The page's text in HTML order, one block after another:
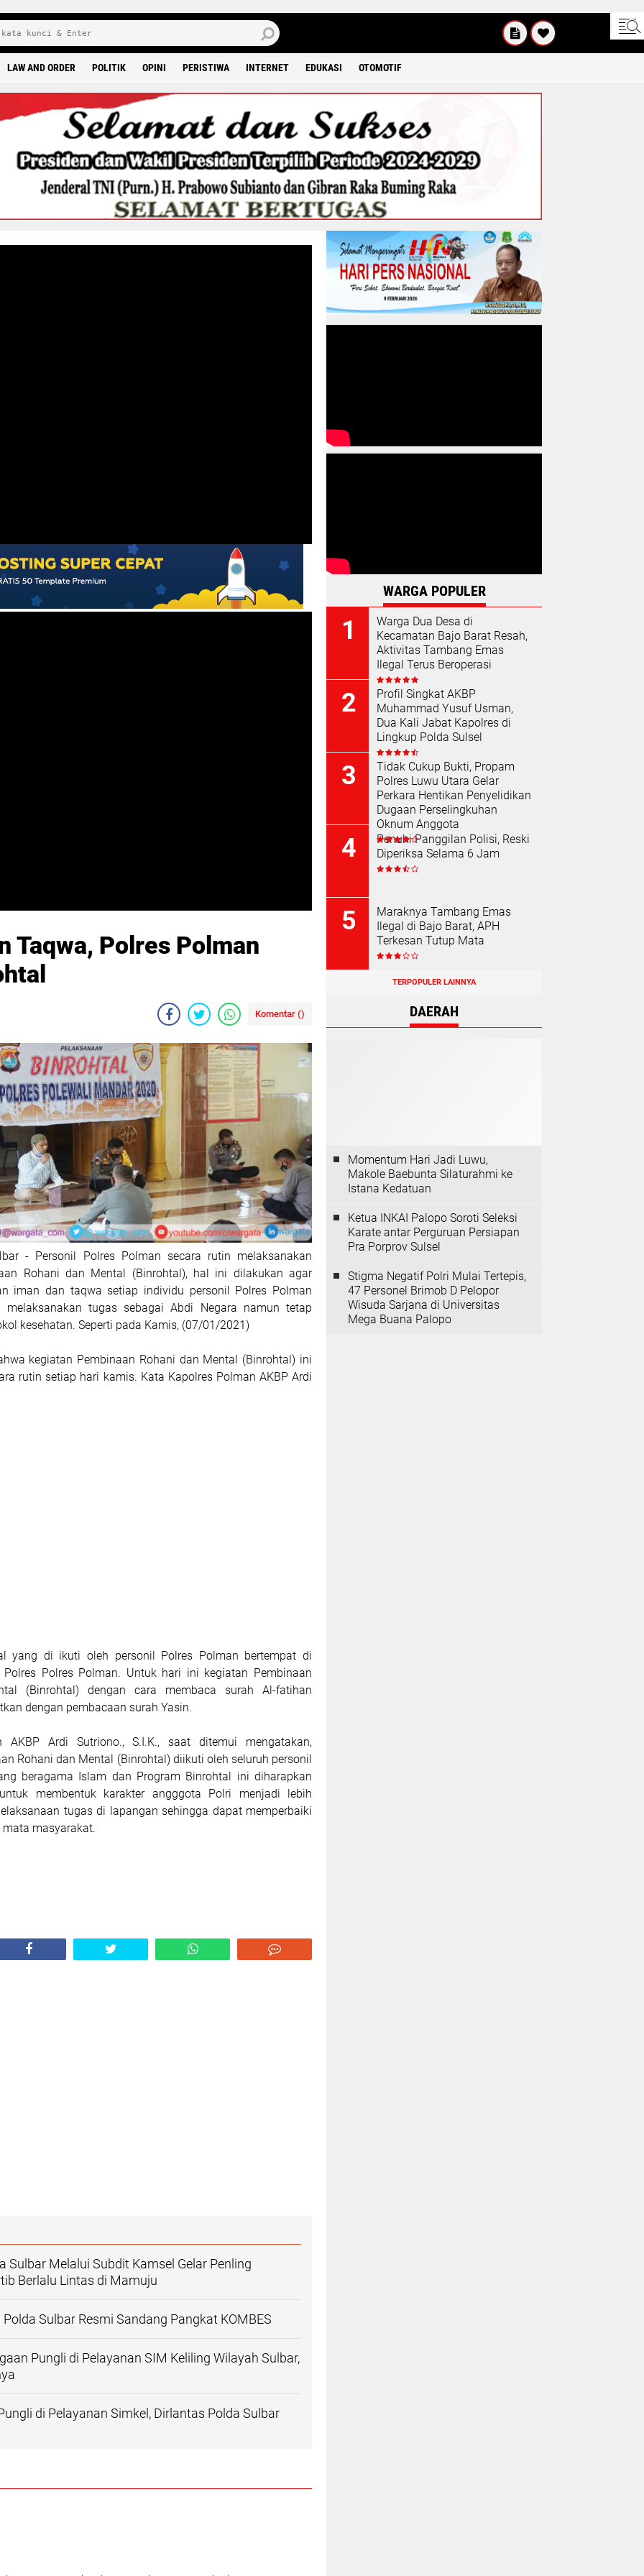
LAW AND ORDER POLITIK OPINI PERISTIWA INTERNET EDUKASI OTOMOTIF
Taqwa, Polres Polman
Komentar ()
- Personil Polres Polman secara rutin melaksanakan
Rohani dan Mental (Binrohtal), hal ini dilakukan agar
iman dan taqwa setiap individu personil Polres Polman
melaksanakan tugas sebagai Abdi Negara namun tetap
kesehatan. Seperti pada Kamis, (07/01/2021)
kegiatan Pembinaan Rohani dan Mental (Binrohtal) ini
rutin setiap hari kamis. Kata Kapolres Polman AKBP Ardi
yang di ikuti oleh personil Polres Polman bertempat di
Polres Polman. Untuk hari ini kegiatan Pembinaan
(Binrohtal) dengan cara membaca surah Al-fatihan
dengan pembacaan surah Yasin.
AKBP Ardi Sutriono., S.I.K., saat ditemui mengatakan,
Rohani dan Mental (Binrohtal) diikuti oleh seluruh personil
beragama Islam dan Program Binrohtal ini diharapkan
membentuk karakter angggota Polri menjadi lebih
tugas di lapangan sehingga dapat memperbaiki
masyarakat.
Sulbar Melalui Subdit Kamsel Gelar Penling
Berlalu Lintas di Mamuju
Sulbar Resmi Sandang Pangkat KOMBES
Pungli di Pelayanan SIM Keliling Wilayah Sulbar,
di Pelayanan Simkel, Dirlantas Polda Sulbar
WARGA POPULER
Warga Dua Desa di
Kecamatan Bajo Barat Resah,
Aktivitas Tambang Emas
Ilegal Terus Beroperasi
Profil Singkat AKBP
Muhammad Yusuf Usman,
Dua Kali Jabat Kapolres di
Lingkup Polda Sulsel
Tidak Cukup Bukti, Propam
Polres Luwu Utara Gelar
Perkara Hentikan Penyelidikan
Dugaan Perselingkuhan
Oknum Anggota
Penuhi Panggilan Polisi, Reski
Diperiksa Selama 6 Jam
Maraknya Tambang Emas
Ilegal di Bajo Barat, APH
Terkesan Tutup Mata
TERPOPULER LAINNYA
DAERAH
Momentum Hari Jadi Luwu,
Makole Baebunta Silaturahmi ke
Istana Kedatuan
Ketua INKAI Palopo Soroti Seleksi
Karate antar Perguruan Persiapan
Pra Porprov Sulsel
Stigma Negatif Polri Mulai Tertepis,
47 Personel Brimob D Pelopor
Wisuda Sarjana di Universitas
Mega Buana Palopo